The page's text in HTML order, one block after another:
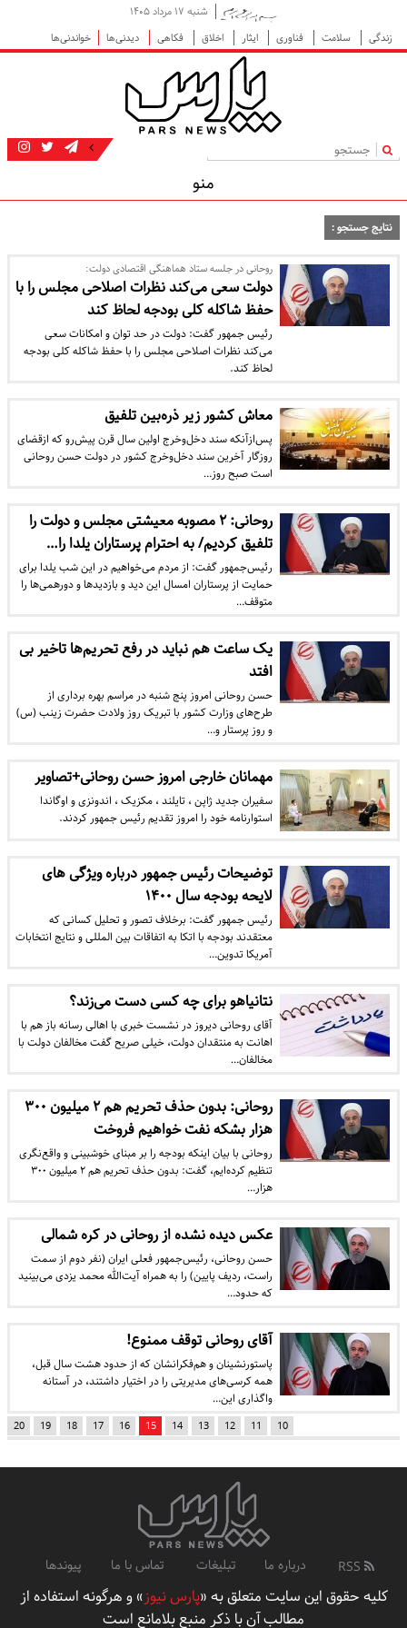
شنبه ۱۷ مرداد ۱۴۰۵
زندگی
سلامت فناوری ایثار اخلاق فکاهی دیدنی‌ها خواندنی‌ها
|
منو
نتایج جستجو :
روحانی در جلسه ستاد هماهنگی اقتصادی دولت:
دولت سعی می‌کند نظرات اصلاحی مجلس را با
حفظ شاکله کلی بودجه لحاظ کند
رئیس جمهور گفت: دولت در حد توان و امکانات سعی
می‌کند نظرات اصلاحی مجلس را با حفظ شاکله کلی بودجه
لحاظ کند.
معاش کشور زیر ذره‌بین تلفیق
پس‌ازآنکه سند دخل‌وخرج اولین سال قرن پیش‌رو که ازقضای
روزگار آخرین سند دخل‌وخرج کشور در دولت حسن روحانی
است صبح روز…
روحانی: ۲ مصوبه معیشتی مجلس و دولت را
تلفیق کردیم/ به احترام پرستاران یلدا را…
رئیس‌جمهور گفت: از مردم می‌خواهیم در این شب یلدا برای
حمایت از پرستاران امسال این دید و بازدیدها و دورهمی‌ها را
متوقف…
یک ساعت هم نباید در رفع تحریم‌ها تاخیر بی
افتد
حسن روحانی امروز پنج شنبه در مراسم بهره برداری از
طرح‌های وزارت کشور با تبریک روز ولادت حضرت زینب (س)
و روز پرستار و…
مهمانان خارجی امروز حسن روحانی+تصاویر
سفیران جدید ژاپن ، تایلند ، مکزیک ، اندونزی و اوگاندا
استوارنامه خود را امروز تقدیم رئیس جمهور کردند.
توضیحات رئیس جمهور درباره ویژگی های
لایحه بودجه سال ۱۴۰۰
رئیس جمهور گفت: برخلاف تصور و تحلیل کسانی که
معتقدند بودجه با اتکا به اتفاقات بین المللی و نتایج انتخابات
آمریکا تدوین…
نتانیاهو برای چه کسی دست می‌زند؟
آقای روحانی دیروز در نشست خبری با اهالی رسانه باز هم با
اهانت به منتقدان دولت، خیلی صریح گفت مخالفان دولت با
مخالفان…
روحانی: بدون حذف تحریم هم ۲ میلیون ۳۰۰
هزار بشکه نفت خواهیم فروخت
روحانی با بیان اینکه بودجه را بر مبنای خوشبینی و واقع‌نگری
تنظیم کرده‌ایم، گفت: بدون حذف تحریم هم ۲ میلیون ۳۰۰
هزار…
عکس دیده نشده از روحانی در کره شمالی
حسن روحانی، رئیس‌جمهور فعلی ایران (نفر دوم از سمت
راست، ردیف پایین) را به همراه آیت‌الله محمد یزدی می‌بینید
که حدود…
آقای روحانی توقف ممنوع!
پاستورنشینان و هم‌فکرانشان که از حدود هشت سال قبل،
همه کرسی‌های مدیریتی را در اختیار داشتند، در آستانه
واگذاری این…
10
11
12
13
14
15
16
17
18
19
20
درباره ما تبلیغات تماس با ما پیوندها
کلیه حقوق این سایت متعلق به «پارس نیوز» و هرگونه استفاده از
مطالب آن با ذکر منبع بلامانع است